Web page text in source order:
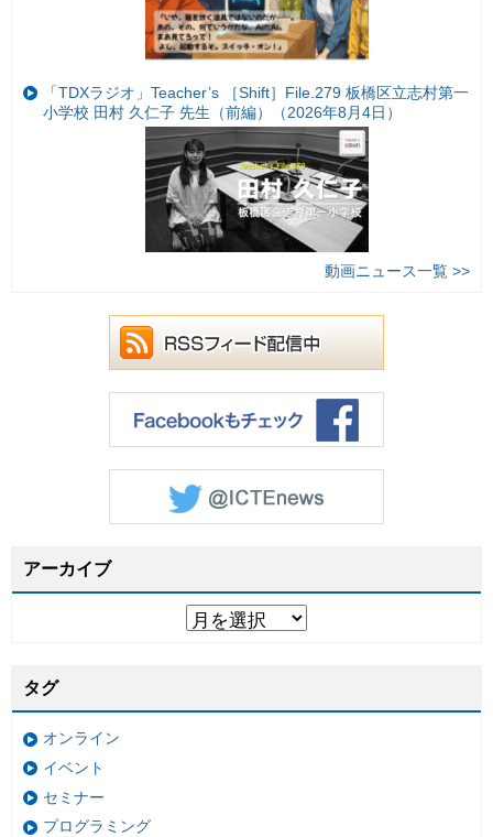
「TDXラジオ」Teacher’s ［Shift］File.279 板橋区立志村第一
小学校 田村 久仁子 先生（前編）（2026年8月4日）
動画ニュース一覧 >>
アーカイブ
タグ
オンライン
イベント
セミナー
プログラミング